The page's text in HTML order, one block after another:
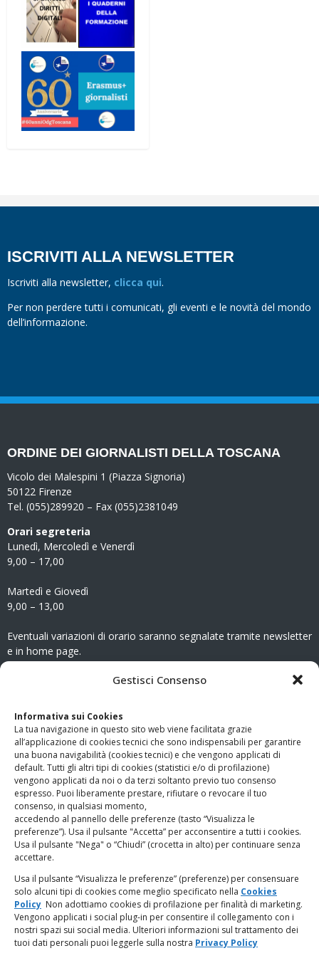
Gestisci Consenso
Informativa sui Cookies
La tua navigazione in questo sito web viene facilitata grazie
all’applicazione di cookies tecnici che sono indispensabili per garantire
una buona navigabilità (cookies tecnici) e che vengono applicati di
default. Tutti gli altri tipi di cookies (statistici e/o di profilazione)
vengono applicati da noi o da terzi soltanto previo tuo consenso
espresso. Puoi liberamente prestare, rifiutare o revocare il tuo
consenso, in qualsiasi momento,
accedendo al pannello delle preferenze (tasto “Visualizza le
preferenze”). Usa il pulsante "Accetta” per acconsentire a tutti i cookies.
Usa il pulsante "Nega" o “Chiudi” (crocetta in alto) per continuare senza
accettare.
Usa il pulsante “Visualizza le preferenze” (preferenze) per consensuare
solo alcuni tipi di cookies come meglio specificato nella Cookies
Policy Non adottiamo cookies di profilazione per finalità di marketing.
Vengono applicati i social plug-in per consentire il collegamento con i
nostri spazi sui social media. Ulteriori informazioni sul trattamento dei
tuoi dati personali puoi leggerle sulla nostra Privacy Policy
ISCRIVITI ALLA NEWSLETTER
Iscriviti alla newsletter, clicca qui.
Per non perdere tutti i comunicati, gli eventi e le novità del mondo
dell’informazione.
ORDINE DEI GIORNALISTI DELLA TOSCANA
Vicolo dei Malespini 1 (Piazza Signoria)
50122 Firenze
Tel. (055)289920 – Fax (055)2381049
Orari segreteria
Lunedì, Mercoledì e Venerdì
9,00 – 17,00
Martedì e Giovedì
9,00 – 13,00
Eventuali variazioni di orario saranno segnalate tramite newsletter
e in home page.
www.odg.toscana.it – testata registrata presso il Tribunale di
Firenze al nr. 5208 dell’ 08.10.2002. Direttore responsabile:
Giampaolo Marchini – C.F. 80005790482
LINK UTILI
PagoPA
Privacy Policy
Regolamento categorie particolari di dati personali e dati
giudiziari
Amministrazione Trasparente